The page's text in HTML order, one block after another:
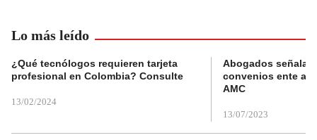
Lo más leído
¿Qué tecnólogos requieren tarjeta
profesional en Colombia? Consulte
13/02/2024
Abogados
convenios ente
AMC
13/07/2023